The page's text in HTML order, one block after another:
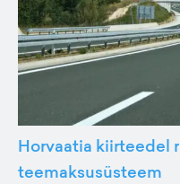
Horvaatia kiirteedel
teemaksusüsteem